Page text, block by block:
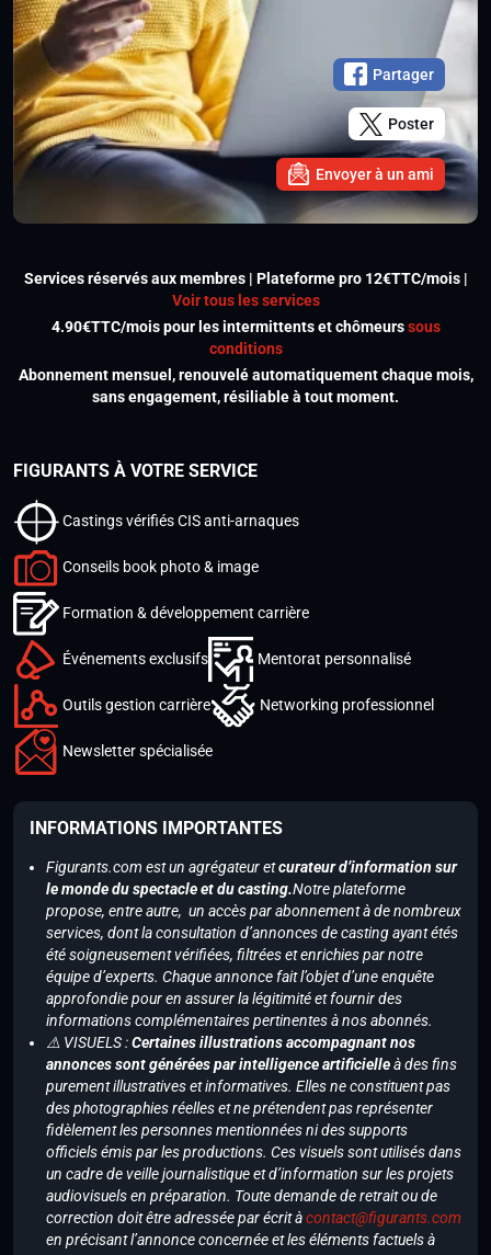
Partager
Poster
Envoyer à un ami
Services réservés aux membres | Plateforme pro 12€TTC/mois |
Voir tous les services
4.90€TTC/mois pour les intermittents et chômeurssous
conditions
Abonnement mensuel, renouvelé automatiquement chaque mois,
sans engagement, résiliable à tout moment.
FIGURANTS À VOTRE SERVICE
Castings vérifiés CIS anti-arnaques
Conseils book photo & image
Formation & développement carrière
Événements exclusifs Mentorat personnalisé
Outils gestion carrière Networking professionnel
Newsletter spécialisée
INFORMATIONS IMPORTANTES
Figurants.com est un agrégateur etcurateur d’information sur
le monde du spectacle et du casting.Notre plateforme
propose, entre autre, un accès par abonnement à de nombreux
services, dont la consultation d’annonces de casting ayant étés
été soigneusement vérifiées, filtrées et enrichies par notre
équipe d’experts. Chaque annonce fait l’objet d’une enquête
approfondie pour en assurer la légitimité et fournir des
informations complémentaires pertinentes à nos abonnés.
⚠️ VISUELS :Certaines illustrations accompagnant nos
annonces sont générées par intelligence artificielleà des fins
purement illustratives et informatives. Elles ne constituent pas
des photographies réelles et ne prétendent pas représenter
fidèlement les personnes mentionnées ni des supports
officiels émis par les productions. Ces visuels sont utilisés dans
un cadre de veille journalistique et d’information sur les projets
audiovisuels en préparation. Toute demande de retrait ou de
correction doit être adressée par écrit àcontact@figurants.com
en précisant l’annonce concernée et les éléments factuels à